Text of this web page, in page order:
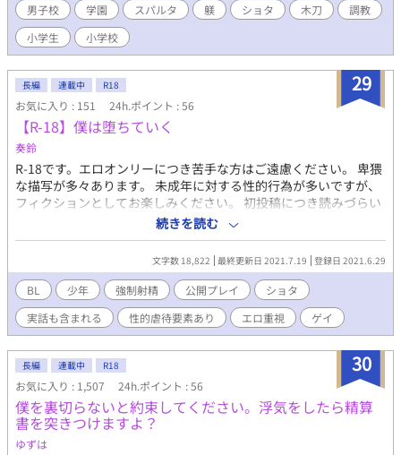
男子校 学園 スパルタ 躾 ショタ 木刀
調教
小学生
小学校
29
長編 連載中 R18
お気に入り : 151 24h.ポイント : 56
【R-18】僕は堕ちていく
奏鈴
R-18です。エロオンリーにつき苦手な方はご遠慮ください。 卑猥
な描写が多々あります。 未成年に対する性的行為が多いですが、
フィクションとしてお楽しみください。 初投稿につき読みづらい
点もあるかと思いますがご了承ください。 時代設定が90年代後半
なので人によっては分かりにくい箇所もあるかもしれません。 ----
----------------------------------------------------------------------------------
----------- 僕、ユウはどこにでもいるような普通の小学生だった。
いつもと変わらないはずだった日常、ある日を堺に僕は堕ちてい
く。 ただ…後悔はしていないし、愉しかったんだ。 友人たちに躰
をいいように弄ばれ、調教・開発されていく少年のお話です。 エ
ロ全開で恋愛要素は無いです。
続きを読む
文字数 18,822 最終更新日 2021.7.19 登録日 2021.6.29
BL 少年 強制射精 公開プレイ
ショタ
実話も含まれる
性的虐待要素あり エロ重視 ゲイ
30
長編 連載中 R18
お気に入り : 1,507 24h.ポイント : 56
僕を裏切らないと約束してください。浮気をしたら精算
書を突きつけますよ？
ゆずは